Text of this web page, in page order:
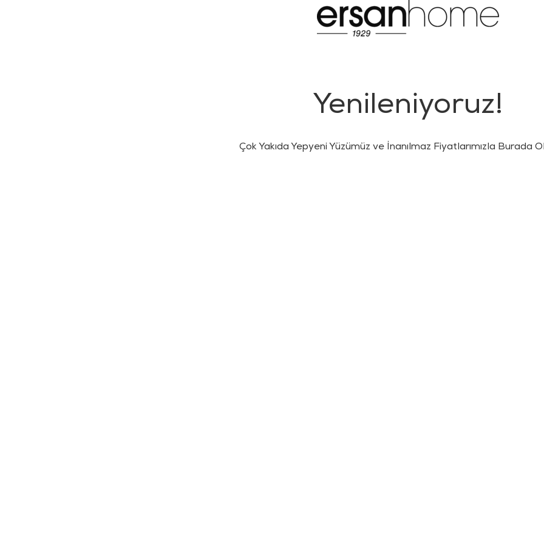
Yenileniyoruz!
Çok Yakıda Yepyeni Yüzümüz ve İnanılmaz Fiyatlarımızla Burada